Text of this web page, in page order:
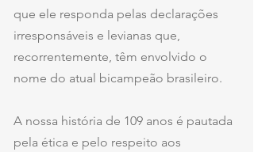
que ele responda pelas declarações
irresponsáveis e levianas que,
recorrentemente, têm envolvido o
nome do atual bicampeão brasileiro.
A nossa história de 109 anos é pautada
pela ética e pelo respeito aos